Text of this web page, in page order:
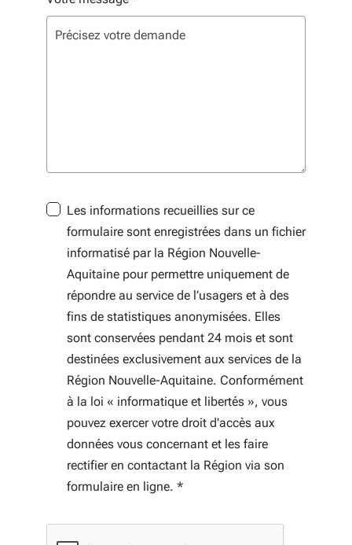
Les informations recueillies sur ce
formulaire sont enregistrées dans un fichier
informatisé par la Région Nouvelle-
Aquitaine pour permettre uniquement de
répondre au service de l’usagers et à des
fins de statistiques anonymisées. Elles
sont conservées pendant 24 mois et sont
destinées exclusivement aux services de la
Région Nouvelle-Aquitaine. Conformément
à la loi « informatique et libertés », vous
pouvez exercer votre droit d'accès aux
données vous concernant et les faire
rectifier en contactant la Région via son
formulaire en ligne. *